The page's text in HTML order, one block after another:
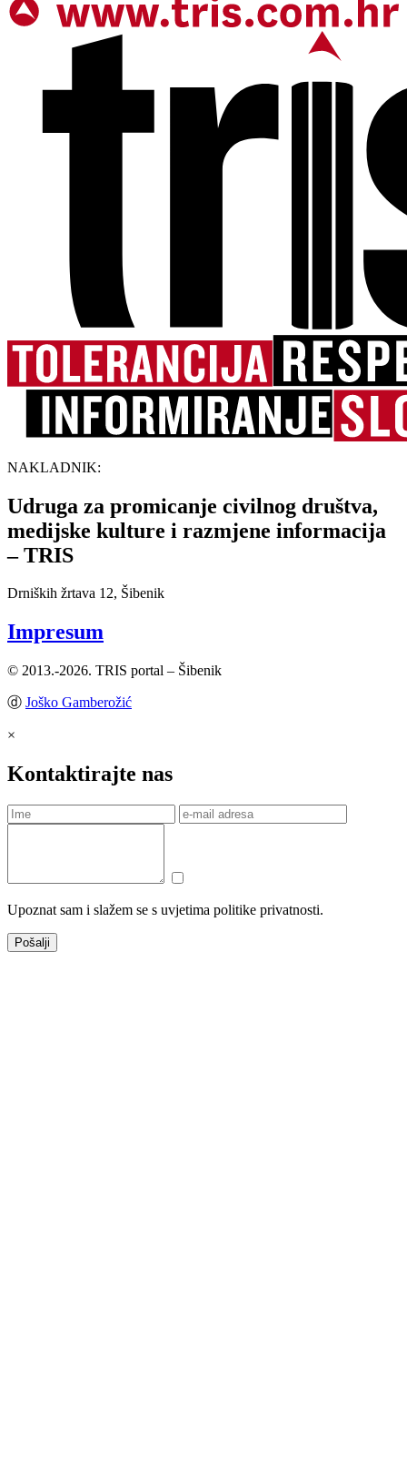
NAKLADNIK:
Udruga za promicanje civilnog društva,
medijske kulture i razmjene informacija
– TRIS
Drniških žrtava 12, Šibenik
Impresum
© 2013.-2026. TRIS portal – Šibenik
ⓓ Joško Gamberožić
×
Kontaktirajte nas
Upoznat sam i slažem se s uvjetima politike privatnosti.
Pošalji